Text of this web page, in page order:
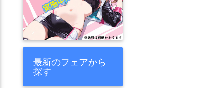
最新のフェアから
探す